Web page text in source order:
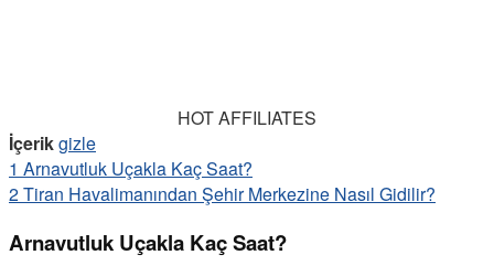
HOT AFFILIATES
İçerikgizle
1 Arnavutluk Uçakla Kaç Saat?
2Tiran Havalimanından Şehir Merkezine Nasıl Gidilir?
Arnavutluk Uçakla Kaç Saat?